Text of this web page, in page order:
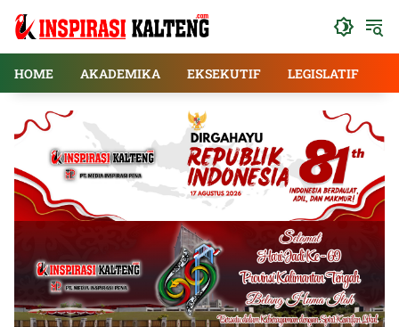
HOME
AKADEMIKA EKSEKUTIF LEGISLATIF